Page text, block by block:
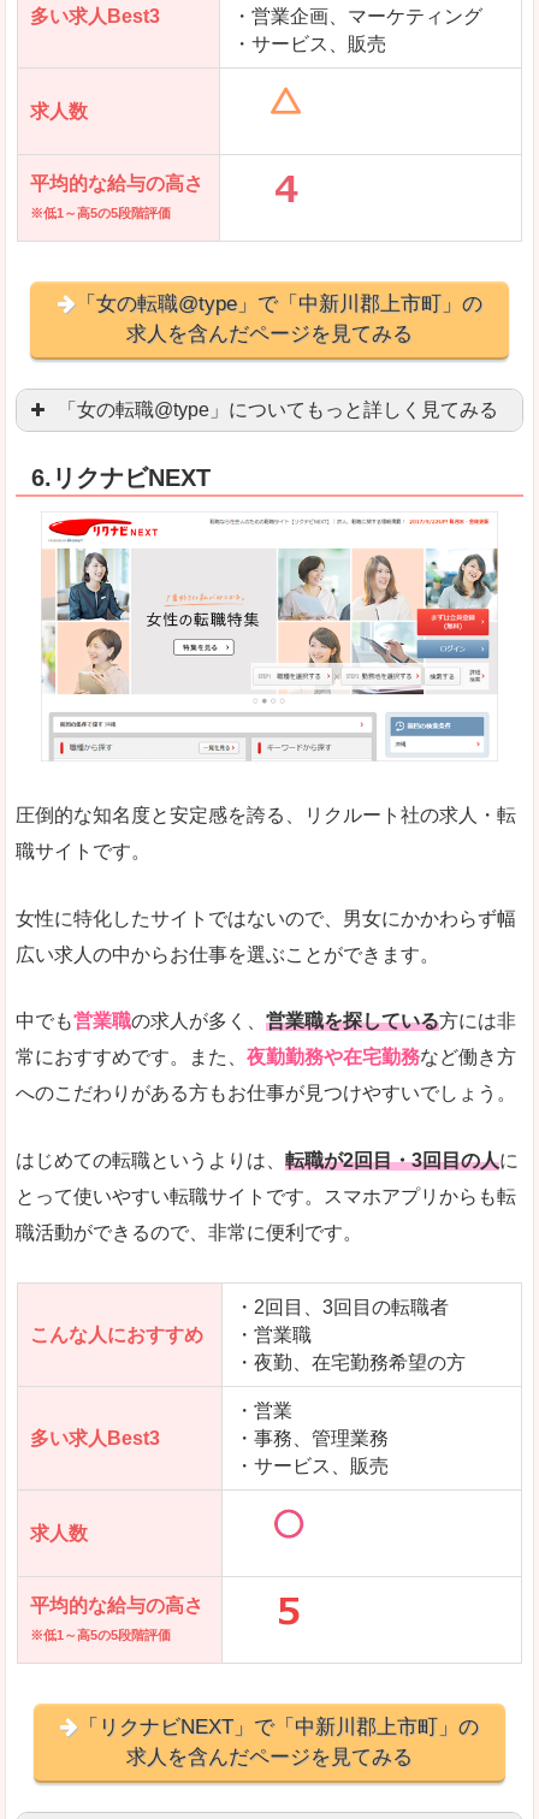
多い求人Best3
・営業企画、マーケティング
・サービス、販売
求人数
平均的な給与の高さ
※低1～高5の5段階評価
「女の転職@type」で「中新川郡上市町」の
求人を含んだページを見てみる
「女の転職@type」についてもっと詳しく見てみる
良いところ
正社員求人が約80％、正社員で長く働きたい方に
働く女のワーク＆ライフマガジン「woman type
悪いところ
求人の掲載数が少ないです。
求人の掲載情報の文字が小さめで、少し見づらい
詳しい説明
女性でエンジニア職への転職をお考えの方は、こ
エンジニア職の求人においては、ほかにない専門
求人数が少ないので、逆に探しやすいといった一
求人を含んだページを見てみる
6.リクナビNEXT
圧倒的な知名度と安定感を誇る、リクルート社の求人・転
職サイトです。
女性に特化したサイトではないので、男女にかかわらず幅
広い求人の中からお仕事を選ぶことができます。
中でも営業職の求人が多く、 営業職を探している方には非
常におすすめです。また、 夜勤勤務や在宅勤務など働き方
へのこだわりがある方もお仕事が見つけやすいでしょう。
はじめての転職というよりは、 転職が2回目・3回目の人に
とって使いやすい転職サイトです。スマホアプリからも転
職活動ができるので、非常に便利です。
こんな人におすすめ
・2回目、3回目の転職者
・営業職
・夜勤、在宅勤務希望の方
多い求人Best3
・営業
・事務、管理業務
・サービス、販売
求人数
平均的な給与の高さ
※低1～高5の5段階評価
「リクナビNEXT」で「中新川郡上市町」の
求人を含んだページを見てみる